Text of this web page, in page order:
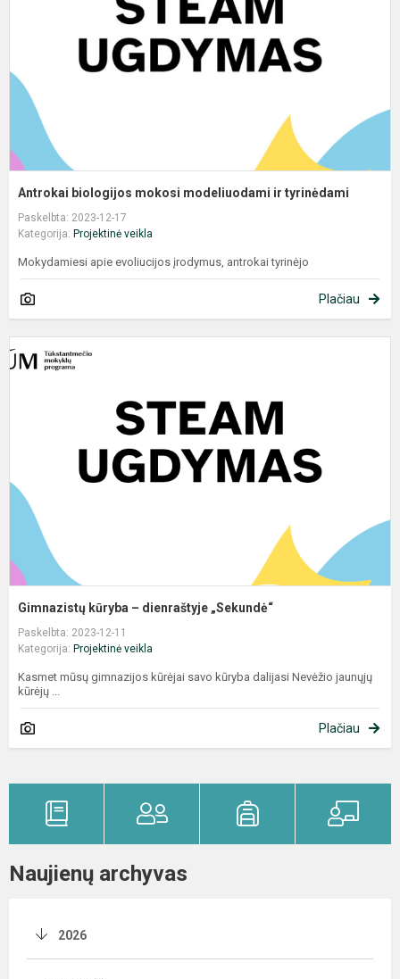
Antrokai biologijos mokosi modeliuodami ir tyrinėdami
Paskelbta: 2023-12-17
Kategorija: Projektinė veikla
Mokydamiesi apie evoliucijos įrodymus, antrokai tyrinėjo
Plačiau
Gimnazistų kūryba – dienraštyje „Sekundė“
Paskelbta: 2023-12-11
Kategorija: Projektinė veikla
Kasmet mūsų gimnazijos kūrėjai savo kūryba dalijasi Nevėžio jaunųjų
kūrėjų ...
Plačiau
Naujienų archyvas
2026